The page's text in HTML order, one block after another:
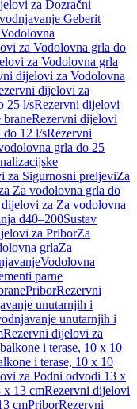
za Dozračni
Geberit
za Vodolovna grla do
za Vodolovna grla
dijelovi za Vodolovna
dijelovi za
25 l/sRezervni dijelovi
braneRezervni dijelovi
do 12 l/sRezervni
grla do 25
za Sigurnosni preljeviZa
Za vodolovna grla do
za Za vodolovna
d40–200Sustav
za PriborZa
grlaZa
Vodolovna
parne
PriborRezervni
unutarnjih i
unutarnjih i
Rezervni dijelovi za
i terase, 10 x 10
i terase, 10 x 10
za Podni odvodi 13 x
x 13 cmRezervni dijelovi
cmPriborRezervni